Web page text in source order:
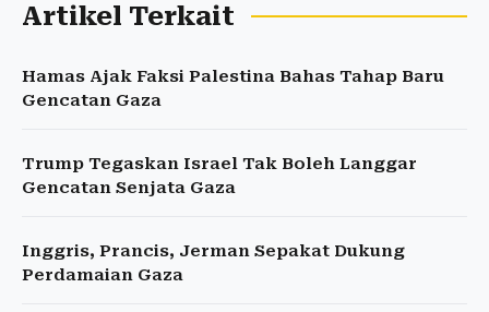
Artikel Terkait
Hamas Ajak Faksi Palestina Bahas Tahap Baru
Gencatan Gaza
Trump Tegaskan Israel Tak Boleh Langgar
Gencatan Senjata Gaza
Inggris, Prancis, Jerman Sepakat Dukung
Perdamaian Gaza